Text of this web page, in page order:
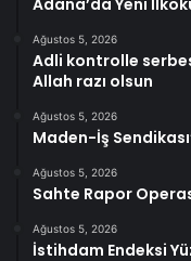
Ağustos 5, 2026
Adli kontrolle
Allah razı olsun
Ağustos 5, 2026
Maden-İş
Ağustos 5, 2026
Sahte Rapor
Ağustos 5, 2026
İstihdam Endeksi